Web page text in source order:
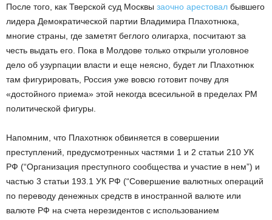
После того, как Тверской суд Москвы заочно арестовал бывшего
лидера Демократической партии Владимира Плахотнюка,
многие страны, где заметят беглого олигарха, посчитают за
честь выдать его. Пока в Молдове только открыли уголовное
дело об узурпации власти и еще неясно, будет ли Плахотнюк
там фигурировать, Россия уже вовсю готовит почву для
«достойного приема» этой некогда всесильной в пределах РМ
политической фигуры.
Напомним, что Плахотнюк обвиняется в совершении
преступлений, предусмотренных частями 1 и 2 статьи 210 УК
РФ (“Организация преступного сообщества и участие в нем”) и
частью 3 статьи 193.1 УК РФ (“Совершение валютных операций
по переводу денежных средств в иностранной валюте или
валюте РФ на счета нерезидентов с использованием